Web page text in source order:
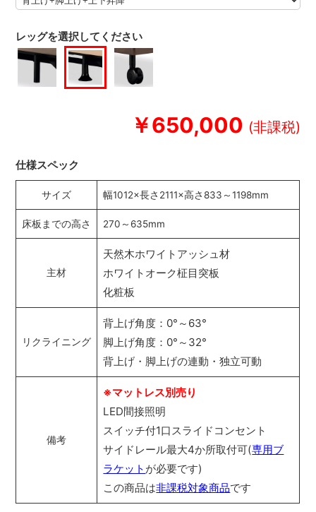
￥650,000
レッグを選択してください
仕様スペック
サイズ 幅1012×長さ2111×高さ833～1198mm
床板までの高さ 270～635mm
主材
天然木ホワイトアッシュ材
ホワイトオーク柾目突板
化粧板
リクライニング
背上げ角度：0°～63°
脚上げ角度：0°～32°
背上げ・脚上げの連動・独立可動
備考
※マットレス別売り
LED間接照明
スイッチ付1口スライドコンセント
サイドレール最大4か所取付可(専用ブ
ラケット が必要です)
この商品は非課税対象商品です